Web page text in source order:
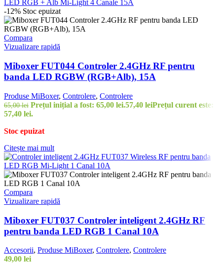
-12% Stoc epuizat
Compara
Vizualizare rapidă
Miboxer FUT044 Controler 2.4GHz RF pentru
banda LED RGBW (RGB+Alb), 15A
Produse MiBoxer, Controlere, Controlere
65,00lei Prețul inițial a fost: 65,00 lei.57,40 leiPrețul curent este:
57,40 lei.
Stoc epuizat
Citește mai mult
Compara
Vizualizare rapidă
Miboxer FUT037 Controler inteligent 2.4GHz RF
pentru banda LED RGB 1 Canal 10A
Accesorii, Produse MiBoxer, Controlere, Controlere
49,00 lei